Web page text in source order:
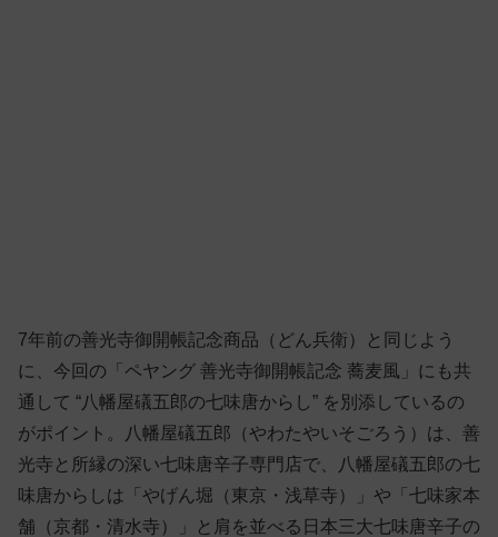
7年前の善光寺御開帳記念商品（どん兵衛）と同じよう
に、今回の「ペヤング 善光寺御開帳記念 蕎麦風」にも共
通して “八幡屋礒五郎の七味唐からし” を別添しているの
がポイント。八幡屋礒五郎（やわたやいそごろう）は、善
光寺と所縁の深い七味唐辛子専門店で、八幡屋礒五郎の七
味唐からしは「やげん堀（東京・浅草寺）」や「七味家本
舗（京都・清水寺）」と肩を並べる日本三大七味唐辛子の